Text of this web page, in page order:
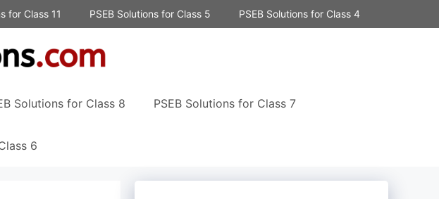
for Class 11 PSEB Solutions for Class 5 PSEB Solutions for Class 4
Solutions for Class 8 PSEB Solutions for Class 7
6